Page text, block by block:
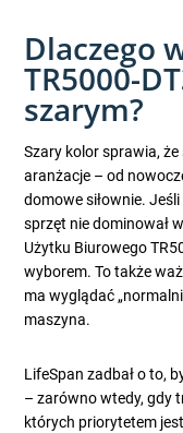
Dlaczego
TR5000-
szarym?
Szary kolor sprawia,
aranżacje – od
domowe siłownie.
sprzęt nie dominował
Użytku Biurowego
wyborem. To także
ma wyglądać
maszyna.
LifeSpan zadbał o to,
– zarówno wtedy, gdy
których priorytetem